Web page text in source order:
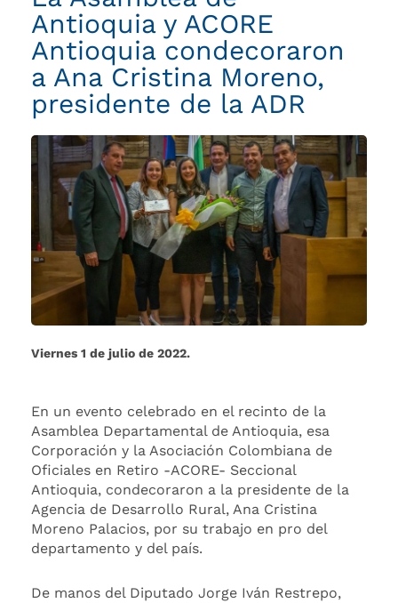
Antioquia y ACORE
Antioquia condecoraron
a Ana Cristina Moreno,
presidente de la ADR
Viernes 1 de julio de 2022.
En un evento celebrado en el recinto de la
Asamblea Departamental de Antioquia, esa
Corporación y la Asociación Colombiana de
Oficiales en Retiro -ACORE- Seccional
Antioquia, condecoraron a la presidente de la
Agencia de Desarrollo Rural, Ana Cristina
Moreno Palacios, por su trabajo en pro del
departamento y del país.
De manos del Diputado Jorge Iván Restrepo,
ADR